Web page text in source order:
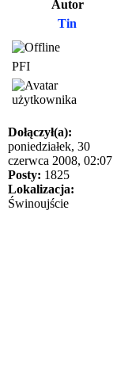
Autor
Tin
PFI
Dołączył(a):
poniedziałek, 30
czerwca 2008, 02:07
Posty: 1825
Lokalizacja:
Świnoujście